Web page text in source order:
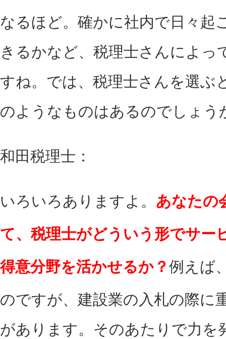
なるほど。確かに社内で日々起
きるかなど、税理士さんによ
すね。では、税理士さんを選ぶ
のようなものはあるのでしょう
和田税理士：
いろいろありますよ。 あなたの
て、税理士がどういう形でサー
得意分野を活かせるか？例えば
のですが、建設業の入札の際に
があります。そのあたりで力を